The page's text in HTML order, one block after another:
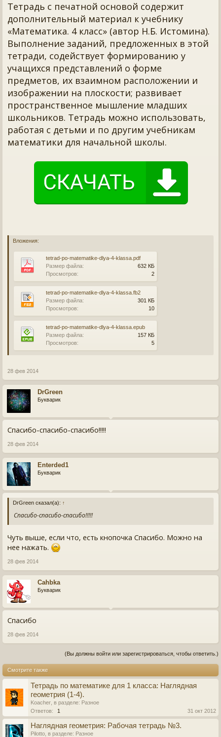
Тетрадь с печатной основой содержит
дополнительный материал к учебнику
«Математика. 4 класс» (автор Н.Б. Истомина).
Выполнение заданий, предложенных в этой
тетради, содействует формированию у
учащихся представлений о форме
предметов, их взаимном расположении и
изображении на плоскости; развивает
пространственное мышление младших
школьников. Тетрадь можно использовать,
работая с детьми и по другим учебникам
математики для начальной школы.
Вложения:
tetrad-po-matematike-dlya-4-klassa.pdf
Размер файла:
632 КБ
Просмотров:
2
tetrad-po-matematike-dlya-4-klassa.fb2
Размер файла:
301 КБ
Просмотров:
10
tetrad-po-matematike-dlya-4-klassa.epub
Размер файла:
157 КБ
Просмотров:
5
28 фев 2014
DrGreen
Букварик
Спасибо-спасибо-спасибо!!!!!
28 фев 2014
Enterded1
Букварик
DrGreen сказал(а): ↑
Спасибо-спасибо-спасибо!!!!!
Чуть выше, если что, есть кнопочка Спасибо. Можно на
нее нажать.
28 фев 2014
Cahbka
Букварик
Спасибо
28 фев 2014
(Вы должны войти или зарегистрироваться, чтобы ответить.)
Смотрите также
Тетрадь по математике для 1 класса: Наглядная
геометрия (1-4).
Koacher , в разделе: Разное
Ответов:
1 31 окт 2012
Наглядная геометрия: Рабочая тетрадь №3.
Pilotto , в разделе: Разное